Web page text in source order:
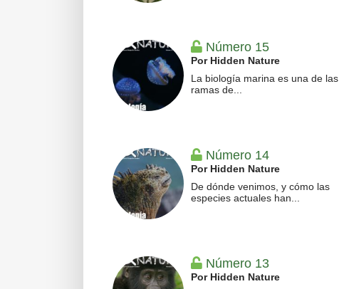
Número 15
Por Hidden Nature
La biología marina es una de las
ramas de...
Número 14
Por Hidden Nature
De dónde venimos, y cómo las
especies actuales han...
Número 13
Por Hidden Nature